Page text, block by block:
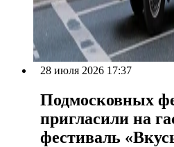
28 июля 2026 17:37
Подмосковных
пригласили на
фестиваль